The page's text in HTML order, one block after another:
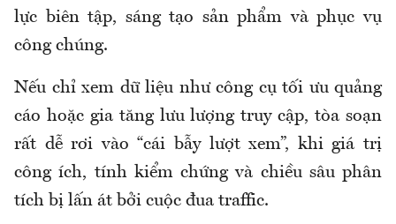
lực biên tập, sáng tạo sản phẩm và phục vụ
công chúng.
Nếu chỉ xem dữ liệu như công cụ tối ưu quảng
cáo hoặc gia tăng lưu lượng truy cập, tòa soạn
rất dễ rơi vào “cái bẫy lượt xem”, khi giá trị
công ích, tính kiểm chứng và chiều sâu phân
tích bị lấn át bởi cuộc đua traffic.